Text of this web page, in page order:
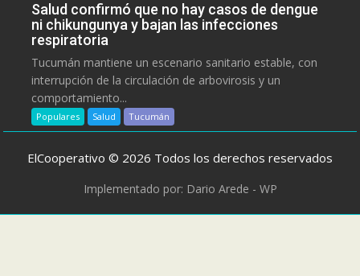
Salud confirmó que no hay casos de dengue
ni chikungunya y bajan las infecciones
respiratoria
Tucumán mantiene un escenario sanitario estable, con
interrupción de la circulación de arbovirosis y un
comportamiento...
Populares Salud Tucumán
ElCooperativo © 2026 Todos los derechos reservados